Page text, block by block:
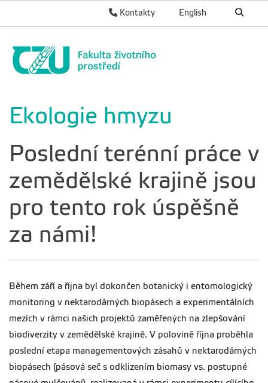
English
Kontakty
Ekologie hmyzu
Poslední terénní práce v
zemědělské krajině jsou
pro tento rok úspěšně
za námi!
Během září a října byl dokončen botanický i entomologický
monitoring v nektarodárných biopásech a experimentálních
mezích v rámci našich projektů zaměřených na zlepšování
biodiverzity v zemědělské krajině. V polovině října proběhla
poslední etapa managementových zásahů v nektarodárných
biopásech (pásová seč s odklizením biomasy vs. postupné